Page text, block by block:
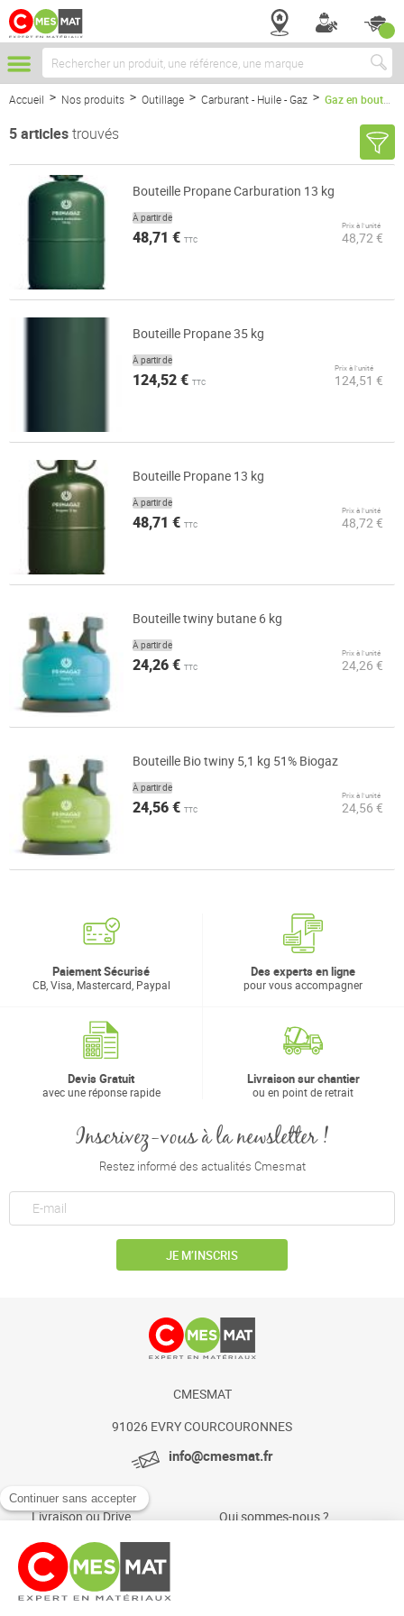
Chercher
Accueil Nos produits Outillage Carburant - Huile - Gaz Gaz en bouteille
5articlestrouvés
Bouteille Propane Carburation 13 kg
À partir de
48,71 € TTC
Prix à l’unité
48,72 €
Bouteille Propane 35 kg
À partir de
124,52 € TTC
Prix à l’unité
124,51 €
Bouteille Propane 13 kg
À partir de
48,71 € TTC
Prix à l’unité
48,72 €
Bouteille twiny butane 6 kg
À partir de
24,26 € TTC
Prix à l’unité
24,26 €
Bouteille Bio twiny 5,1 kg 51% Biogaz
À partir de
24,56 € TTC
Prix à l’unité
24,56 €
Paiement Sécurisé
CB, Visa, Mastercard, Paypal
Des experts en ligne
pour vous accompagner
Devis Gratuit
avec une réponse rapide
Livraison sur chantier
ou en point de retrait
Inscrivez-vous à la newsletter !
Restez informé des actualités Cmesmat
JE M’INSCRIS
CMESMAT
91026 EVRY COURCOURONNES
info@cmesmat.fr
Livraison ou Drive
Paiement sécurisé
Foire aux questions
Qui sommes-nous ?